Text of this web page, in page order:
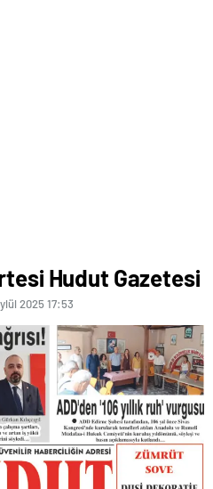
Hudut Gazetesi
2025 17:53